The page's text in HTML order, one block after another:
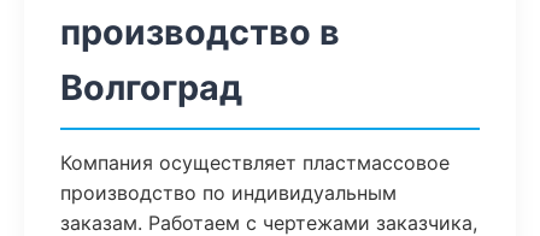
производство в
Волгоград
Компания осуществляет пластмассовое
производство по индивидуальным
заказам. Работаем с чертежами заказчика,